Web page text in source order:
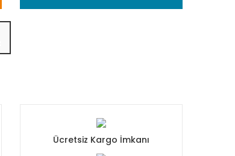
Ücretsiz Kargo İmkanı